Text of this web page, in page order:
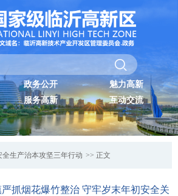
政务公开
魅力高新
服务高新
互动交流
全生产治本攻坚三年行动 >> 正文
抓烟花爆竹整治 守牢岁末年初安全关